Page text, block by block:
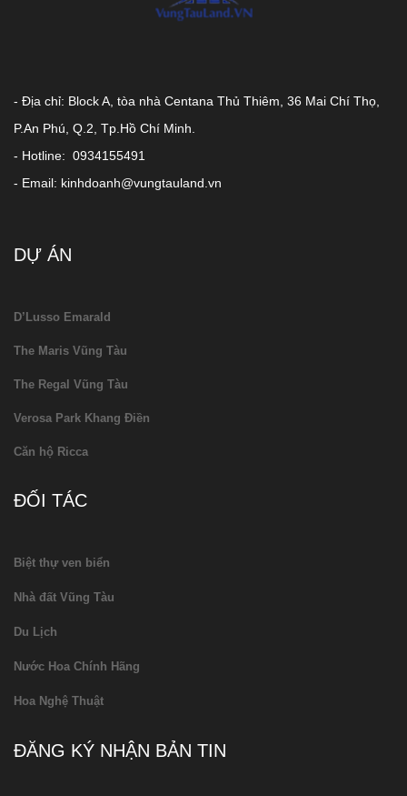
- Địa chỉ: Block A, tòa nhà Centana Thủ Thiêm, 36 Mai Chí Thọ,
P.An Phú, Q.2, Tp.Hồ Chí Minh.
- Hotline: 0934155491
- Email: kinhdoanh@vungtauland.vn
DỰ ÁN
D’Lusso Emarald
The Maris Vũng Tàu
The Regal Vũng Tàu
Verosa Park Khang Điền
Căn hộ Ricca
ĐỐI TÁC
Biệt thự ven biển
Nhà đất Vũng Tàu
Du Lịch
Nước Hoa Chính Hãng
Hoa Nghệ Thuật
ĐĂNG KÝ NHẬN BẢN TIN